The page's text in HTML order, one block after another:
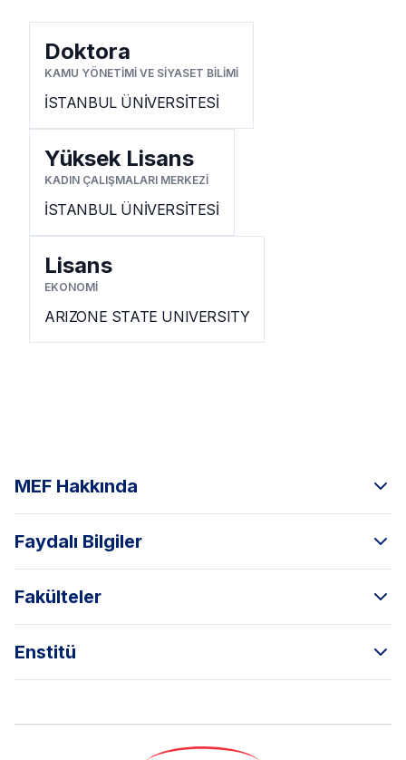
Doktora
KAMU YÖNETİMİ VE SİYASET BİLİMİ
İSTANBUL ÜNİVERSİTESİ
Yüksek Lisans
KADIN ÇALIŞMALARI MERKEZİ
İSTANBUL ÜNİVERSİTESİ
Lisans
EKONOMİ
ARIZONE STATE UNIVERSITY
MEF Hakkında
Faydalı Bilgiler
Fakülteler
Enstitü